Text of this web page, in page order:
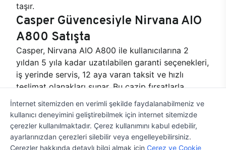
taşır.
Casper Güvencesiyle Nirvana AIO
A800 Satışta
Casper, Nirvana AIO A800 ile kullanıcılarına 2
yıldan 5 yıla kadar uzatılabilen garanti seçenekleri,
iş yerinde servis, 12 aya varan taksit ve hızlı
teslimat olanakları sunar. Bu cazip fırsatlarla
Casper Nirvana AIO A800 All In One PC’ye kolayca
sahip olun!
İnternet sitemizden en verimli şekilde faydalanabilmeniz ve
kullanıcı deneyimini geliştirebilmek için internet sitemizde
çerezler kullanılmaktadır. Çerez kullanımını kabul edebilir,
ayarlarınızdan çerezleri silebilir veya engelleyebilirsiniz.
Çerezler hakkında detaylı bilgi almak için Çerez ve Cookie